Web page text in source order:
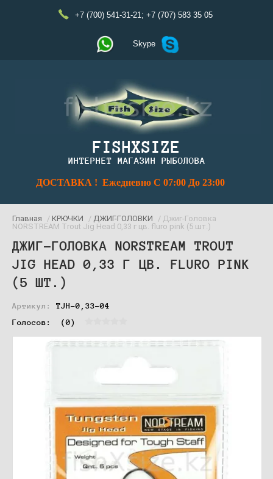
+7 (700) 541-31-21; +7 (707) 583 35 05
Skype
FISHXSIZE
ИНТЕРНЕТ МАГАЗИН РЫБОЛОВА
ДОСТАВКА ! Ежедневно С 07:00 До 23:00
Главная / КРЮЧКИ / ДЖИГ-ГОЛОВКИ
/ Джиг-Головка
NORSTREAM Trout Jig Head 0,33 г цв. fluro pink (5 шт.)
ДЖИГ-ГОЛОВКА NORSTREAM TROUT
JIG HEAD 0,33 Г ЦВ. FLURO PINK
(5 ШТ.)
Артикул:
TJH-0,33-04
Голосов: (0)